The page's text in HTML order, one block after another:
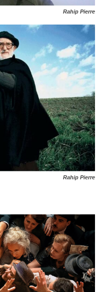
Rahip Pierre
Rahip Pierre